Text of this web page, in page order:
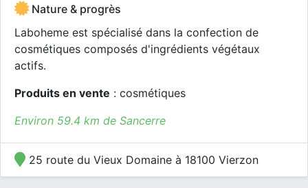
Nature & progrès
Laboheme est spécialisé dans la confection de
cosmétiques composés d'ingrédients végétaux
actifs.
Produits en vente : cosmétiques
Environ 59.4 km de Sancerre
25 route du Vieux Domaine à 18100 Vierzon